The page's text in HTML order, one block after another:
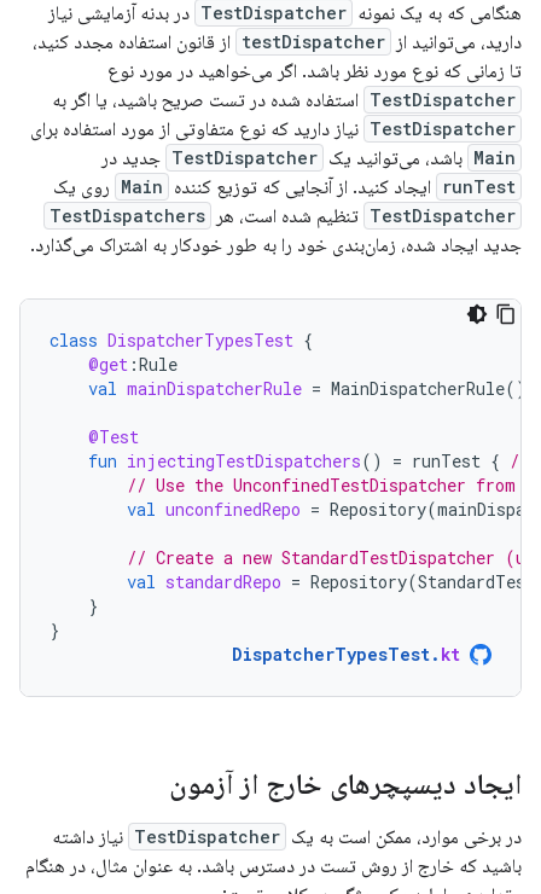
هنگامی که به یک نمونه TestDispatcher در بدنه آزمایشی نیاز
دارید، می‌توانید از testDispatcher از قانون استفاده مجدد کنید،
تا زمانی که نوع مورد نظر باشد. اگر می‌خواهید در مورد نوع
TestDispatcher استفاده شده در تست صریح باشید، یا اگر به
TestDispatcher نیاز دارید که نوع متفاوتی از مورد استفاده برای
Main باشد، می‌توانید یک TestDispatcher جدید در
runTest ایجاد کنید. از آنجایی که توزیع کننده Main روی یک
TestDispatcher تنظیم شده است، هر TestDispatchers
جدید ایجاد شده، زمان‌بندی خود را به طور خودکار به اشتراک می‌گذارد.
class DispatcherTypesTest {
@get :Rule
val mainDispatcherRule = MainDispatcherRule()
@Test
fun injectingTestDispatchers() = runTest { //
// Use the UnconfinedTestDispatcher from
val unconfinedRepo = Repository(
// Create a new StandardTestDispatcher
val standardRepo = Repository(
}
}
DispatcherTypesTest. kt
ایجاد دیسپچرهای خارج از آزمون
در برخی موارد، ممکن است به یک TestDispatcher نیاز داشته
باشید که خارج از روش تست در دسترس باشد. به عنوان مثال، در هنگام